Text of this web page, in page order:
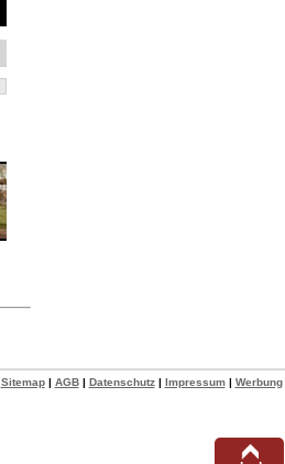
Sitemap| AGB| Datenschutz| Impressum| Werbung